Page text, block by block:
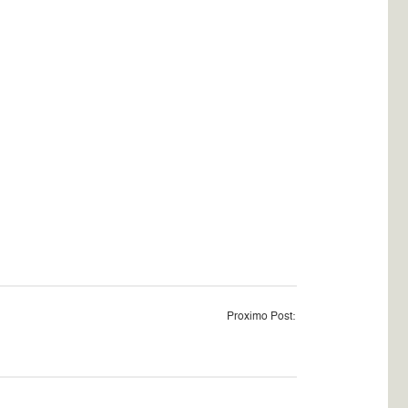
Proximo Post: